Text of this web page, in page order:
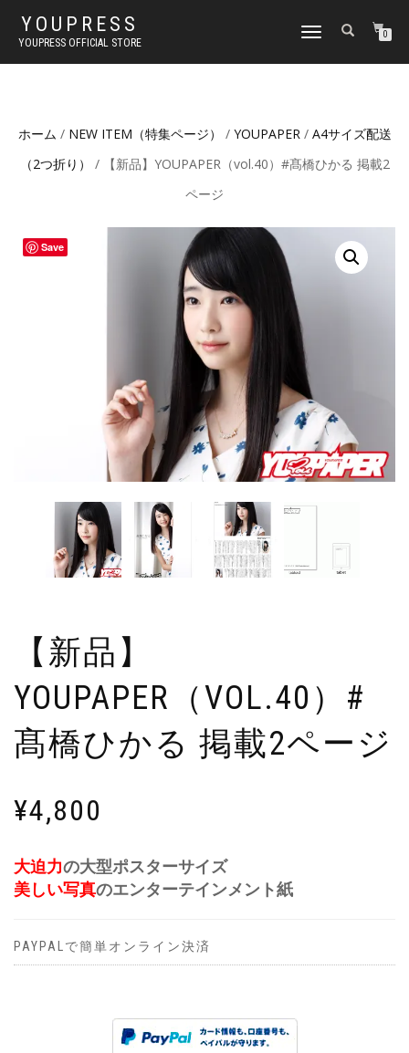
YOUPRESS
YOUPRESS OFFICIAL STORE
ナ
ゲ
ン
り
0
ホーム / NEW ITEM（特集ページ） / YOUPAPER/ A4サイズ配送
（2つ折り）
/ 【新品】YOUPAPER（vol.40）#髙橋ひかる 掲載2
ページ
Save
【新品】
YOUPAPER（VOL.40）#
髙橋ひかる 掲載2ページ
¥4,800
大迫力の大型ポスターサイズ
美しい写真のエンターテインメント紙
PAYPALで簡単オンライン決済